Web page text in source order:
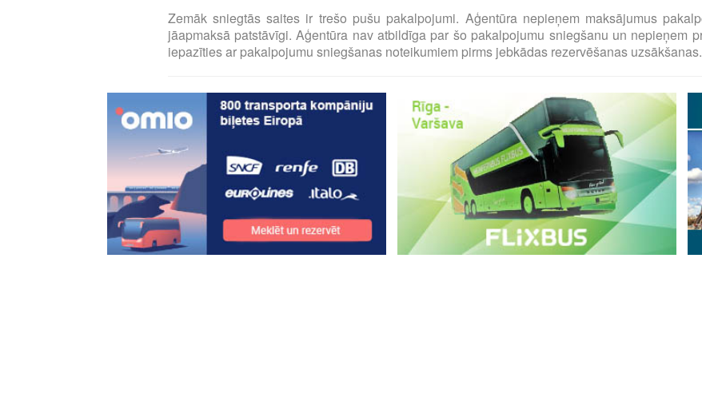
Zemāk sniegtās saites ir trešo pušu pakalpojumi. Aģentūra nepieņem maksājumus
jāapmaksā patstāvīgi. Aģentūra nav atbildīga par šo pakalpojumu sniegšanu un nepieņem
iepazīties ar pakalpojumu sniegšanas noteikumiem pirms jebkādas rezervēšanas uzsākšanas.